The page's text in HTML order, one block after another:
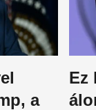
a
Ez